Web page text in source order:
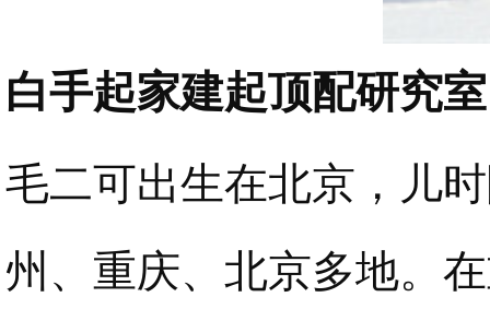
白手起家建起顶配研究室
毛二可出生在北京，儿
州、重庆、北京多地。